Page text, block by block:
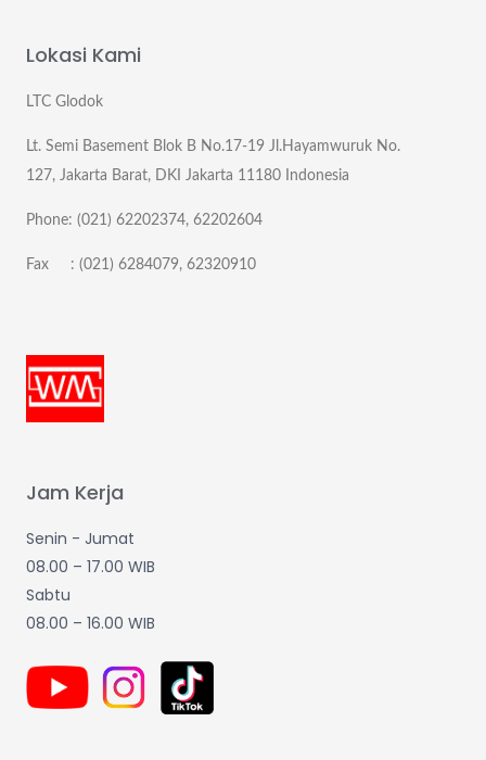
Lokasi Kami
LTC Glodok
Lt. Semi Basement Blok B No.17-19 Jl.Hayamwuruk No.
127, Jakarta Barat, DKI Jakarta 11180 Indonesia
Phone: (021) 62202374, 62202604
Fax : (021) 6284079, 62320910
Jam Kerja
Senin - Jumat
08.00 – 17.00 WIB
Sabtu
08.00 – 16.00 WIB